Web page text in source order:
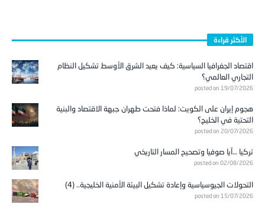
الأكثر قراءة
اقتصاد الجغرافيا السياسية: كيف يعيد الشرق الأوسط تشكيل النظام
التجاري العالمي؟
posted on 19/07/2026
هجوم إيران على الكويت: لماذا فتحت طهران جبهة الاقتصاد والبنية
التحتية في الخليج؟
posted on 20/07/2026
تركيا …آيا صوفيا وتصحيح المسار التاريخي
posted on 02/08/2026
التحولات الجيوسياسية وإعادة تشكيل البيئة الأمنية الخليجية.. (4)
posted on 15/07/2026